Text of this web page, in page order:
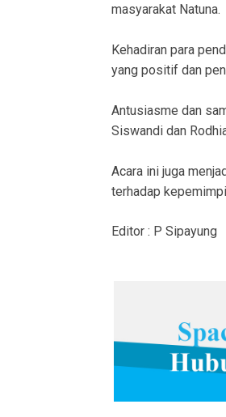
masyarakat Natuna.
Kehadiran para
yang positif dan
Antusiasme dan
Siswandi dan
Acara ini juga
terhadap
Editor : P Sipayung